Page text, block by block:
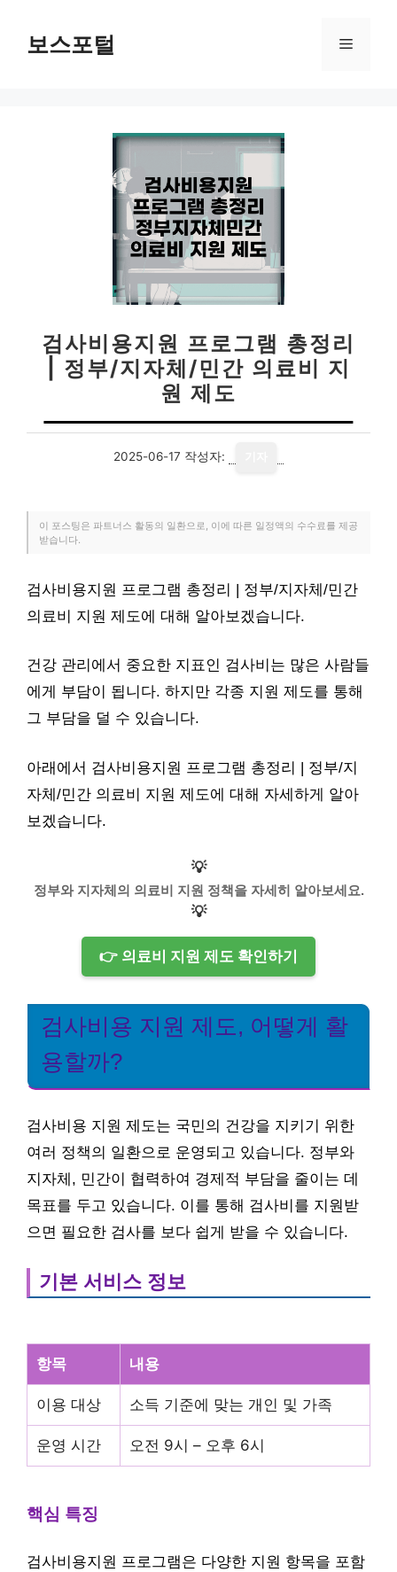
보스포털 메
검사비용지원 프로그램 총정리
| 정부/지자체/민간 의료비 지
원 제도
2025-06-17 작성자:
이 포스팅은 파트너스 활동의 일환으로, 이에 따른 일정액의 수수료를 제공
받습니다.
검사비용지원 프로그램 총정리 | 정부/지자체/민간
의료비 지원 제도에 대해 알아보겠습니다.
건강 관리에서 중요한 지표인 검사비는 많은 사람들
에게 부담이 됩니다. 하지만 각종 지원 제도를 통해
그 부담을 덜 수 있습니다.
아래에서 검사비용지원 프로그램 총정리 | 정부/지
자체/민간 의료비 지원 제도에 대해 자세하게 알아
보겠습니다.
💡
정부와 지자체의 의료비 지원 정책을 자세히 알아보세요.
💡
👉 의료비 지원 제도 확인하기
검사비용 지원 제도, 어떻게 활
용할까?
검사비용 지원 제도는 국민의 건강을 지키기 위한
여러 정책의 일환으로 운영되고 있습니다. 정부와
지자체, 민간이 협력하여 경제적 부담을 줄이는 데
목표를 두고 있습니다. 이를 통해 검사비를 지원받
으면 필요한 검사를 보다 쉽게 받을 수 있습니다.
기본 서비스 정보
항목 내용
이용 대상 소득 기준에 맞는 개인 및 가족
운영 시간 오전 9시 – 오후 6시
핵심 특징
검사비용지원 프로그램은 다양한 지원 항목을 포함